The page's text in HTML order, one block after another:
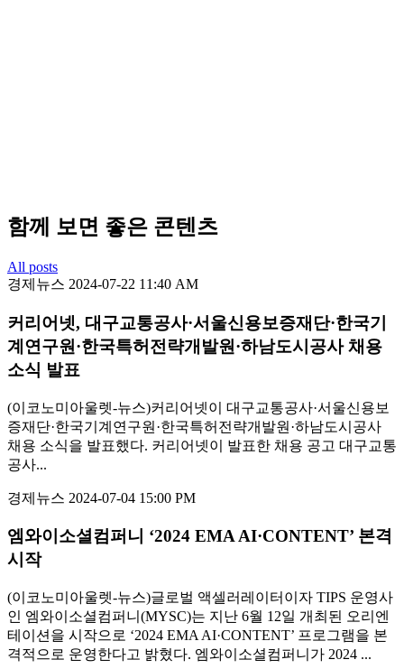
함께 보면 좋은 콘텐츠
All posts
경제뉴스 2024-07-22 11:40 AM
커리어넷, 대구교통공사·서울신용보증재단·한국기
계연구원·한국특허전략개발원·하남도시공사 채용
소식 발표
(이코노미아울렛-뉴스)커리어넷이 대구교통공사·서울신용보
증재단·한국기계연구원·한국특허전략개발원·하남도시공사
채용 소식을 발표했다. 커리어넷이 발표한 채용 공고 대구교통
공사...
경제뉴스 2024-07-04 15:00 PM
엠와이소셜컴퍼니 ‘2024 EMA AI·CONTENT’ 본격
시작
(이코노미아울렛-뉴스)글로벌 액셀러레이터이자 TIPS 운영사
인 엠와이소셜컴퍼니(MYSC)는 지난 6월 12일 개최된 오리엔
테이션을 시작으로 ‘2024 EMA AI·CONTENT’ 프로그램을 본
격적으로 운영한다고 밝혔다. 엠와이소셜컴퍼니가 2024 ...